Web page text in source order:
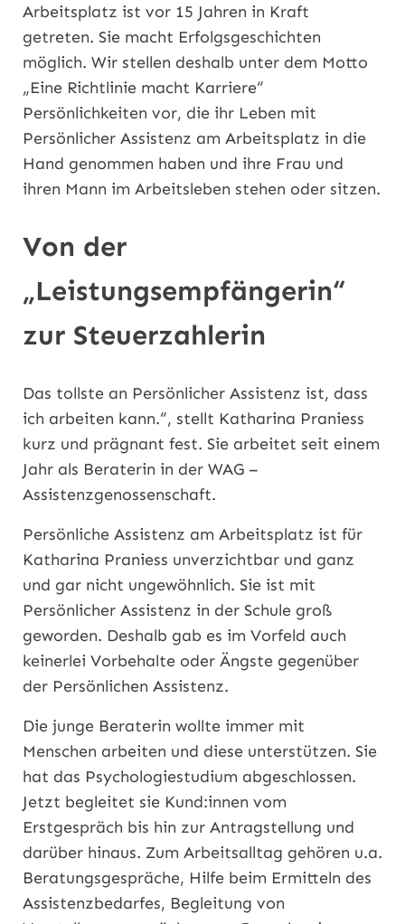
Arbeitsplatz ist vor 15 Jahren in Kraft
getreten. Sie macht Erfolgsgeschichten
möglich. Wir stellen deshalb unter dem Motto
„Eine Richtlinie macht Karriere“
Persönlichkeiten vor, die ihr Leben mit
Persönlicher Assistenz am Arbeitsplatz in die
Hand genommen haben und ihre Frau und
ihren Mann im Arbeitsleben stehen oder sitzen.
Von der
„Leistungsempfängerin“
zur Steuerzahlerin
Das tollste an Persönlicher Assistenz ist, dass
ich arbeiten kann.“, stellt Katharina Praniess
kurz und prägnant fest. Sie arbeitet seit einem
Jahr als Beraterin in der WAG –
Assistenzgenossenschaft.
Persönliche Assistenz am Arbeitsplatz ist für
Katharina Praniess unverzichtbar und ganz
und gar nicht ungewöhnlich. Sie ist mit
Persönlicher Assistenz in der Schule groß
geworden. Deshalb gab es im Vorfeld auch
keinerlei Vorbehalte oder Ängste gegenüber
der Persönlichen Assistenz.
Die junge Beraterin wollte immer mit
Menschen arbeiten und diese unterstützen. Sie
hat das Psychologiestudium abgeschlossen.
Jetzt begleitet sie Kund:innen vom
Erstgespräch bis hin zur Antragstellung und
darüber hinaus. Zum Arbeitsalltag gehören u.a.
Beratungsgespräche, Hilfe beim Ermitteln des
Assistenzbedarfes, Begleitung von